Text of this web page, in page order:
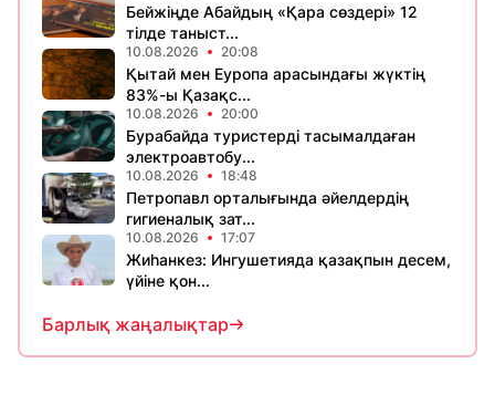
Бейжіңде Абайдың «Қара сөздері» 12
тілде таныст...
10.08.2026 20:08
Қытай мен Еуропа арасындағы жүктің
83%-ы Қазақс...
10.08.2026 20:00
Бурабайда туристерді тасымалдаған
электроавтобу...
10.08.2026 18:48
Петропавл орталығында әйелдердің
гигиеналық зат...
10.08.2026 17:07
Жиһанкез: Ингушетияда қазақпын десем,
үйіне қон...
Барлық жаңалықтар